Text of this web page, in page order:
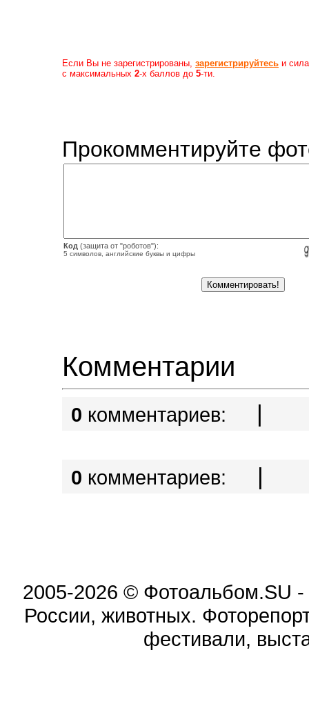
Если Вы не зарегистрированы, зарегистрируйтесь и
с максимальных 2-х баллов до 5-ти.
Прокомментируйте
Код (защита от "роботов"):
5 символов, английские буквы и цифры
Комментарии
0 комментариев: |
0 комментариев: |
2005-2026 © Фотоальбом.SU -
России, животных.
фестивали,